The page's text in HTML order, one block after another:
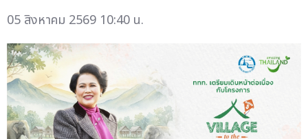
05 สิงหาคม 2569 10:40 น.